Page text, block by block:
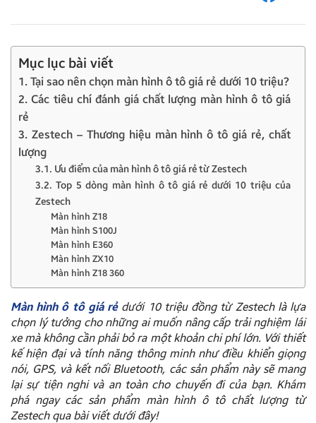
Mục lục bài viết
1. Tại sao nên chọn màn hình ô tô giá rẻ dưới 10 triệu?
2. Các tiêu chí đánh giá chất lượng màn hình ô tô giá
rẻ
3. Zestech – Thương hiệu màn hình ô tô giá rẻ, chất
lượng
3.1. Ưu điểm của màn hình ô tô giá rẻ từ Zestech
3.2. Top 5 dòng màn hình ô tô giá rẻ dưới 10 triệu của
Zestech
Màn hình Z18
Màn hình S100J
Màn hình E360
Màn hình ZX10
Màn hình Z18 360
Màn hình ô tô giá rẻdưới 10 triệu đồng từ Zestech là lựa
chọn lý tưởng cho những ai muốn nâng cấp trải nghiệm lái
xe mà không cần phải bỏ ra một khoản chi phí lớn. Với thiết
kế hiện đại và tính năng thông minh như điều khiển giọng
nói, GPS, và kết nối Bluetooth, các sản phẩm này sẽ mang
lại sự tiện nghi và an toàn cho chuyến đi của bạn. Khám
phá ngay các sản phẩm màn hình ô tô chất lượng từ
Zestech qua bài viết dưới đây!